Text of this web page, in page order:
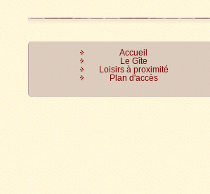
Accueil
Le Gîte
Loisirs à proximité
Plan d'accès